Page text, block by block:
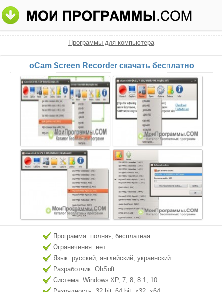
Программы для компьютера
oCam Screen Recorder скачать бесплатно
Программа: полная, бесплатная
Ограничения: нет
Язык: русский, английский, украинский
Разработчик: OhSoft
Система: Windows XP, 7, 8, 8.1, 10